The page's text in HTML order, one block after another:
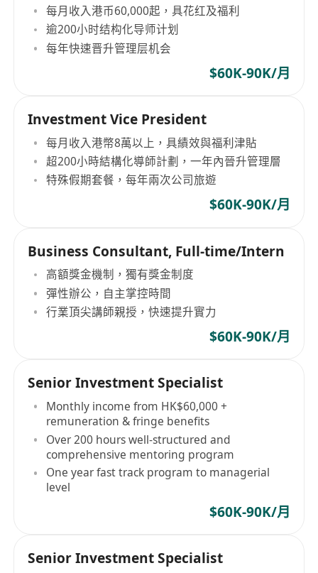
每月收入港币60,000起，具花红及福利
逾200小时结构化导师计划
每年快速晋升管理层机会
$60K-90K/月
Investment Vice President
每月收入港幣8萬以上，具績效與福利津貼
超200小時結構化導師計劃，一年內晉升管理層
特殊假期套餐，每年兩次公司旅遊
$60K-90K/月
Business Consultant, Full-time/Intern
高額獎金機制，獨有獎金制度
彈性辦公，自主掌控時間
行業頂尖講師親授，快速提升實力
$60K-90K/月
Senior Investment Specialist
Monthly income from HK$60,000 +
remuneration & fringe benefits
Over 200 hours well-structured and
comprehensive mentoring program
One year fast track program to managerial
level
$60K-90K/月
Senior Investment Specialist